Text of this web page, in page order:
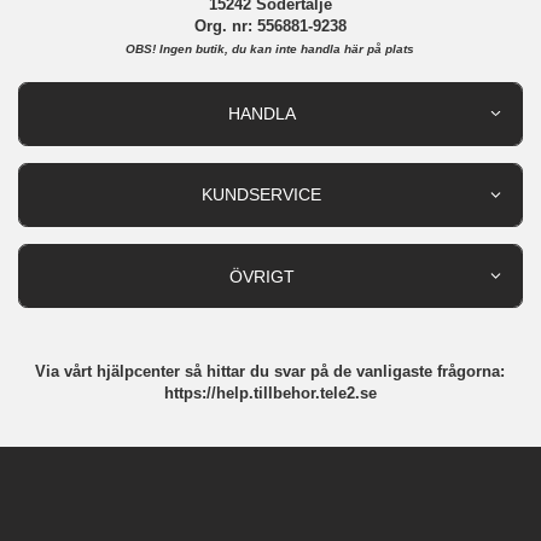
15242 Södertälje
Org. nr: 556881-9238
OBS! Ingen butik, du kan inte handla här på plats
HANDLA
KUNDSERVICE
ÖVRIGT
Integritetspolicy
Via vårt hjälpcenter så hittar du svar på de vanligaste frågorna:
https://help.tillbehor.tele2.se